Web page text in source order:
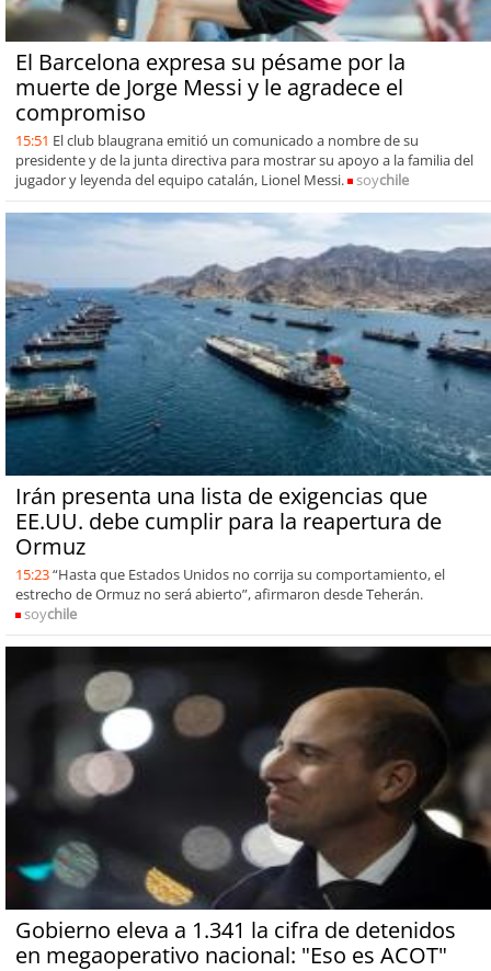
El Barcelona expresa su pésame por la
muerte de Jorge Messi y le agradece el
compromiso
15:51 El club blaugrana emitió un comunicado a nombre de su
presidente y de la junta directiva para mostrar su apoyo a la familia del
jugador y leyenda del equipo catalán, Lionel Messi.
soychile
Irán presenta una lista de exigencias que
EE.UU. debe cumplir para la reapertura de
Ormuz
15:23“Hasta que Estados Unidos no corrija su comportamiento, el
estrecho de Ormuz no será abierto”, afirmaron desde Teherán.
soychile
Gobierno eleva a 1.341 la cifra de detenidos
en megaoperativo nacional: "Eso es ACOT"